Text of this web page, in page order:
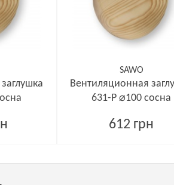
SAWO
Вентиляционная
631-P ⌀100 сосна
612 грн